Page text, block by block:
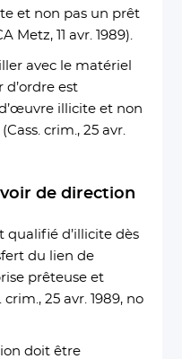
et non pas un prêt
11 avr. 1989).
avec le matériel
est
illicite et non
crim., 25 avr.
de direction
qualifié d’illicite dès
du lien de
prêteuse et
25 avr. 1989, no
doit être